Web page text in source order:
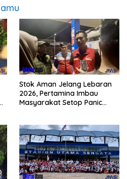
Stok Aman Jelang Lebaran
2026, Pertamina Imbau
Masyarakat Setop Panic